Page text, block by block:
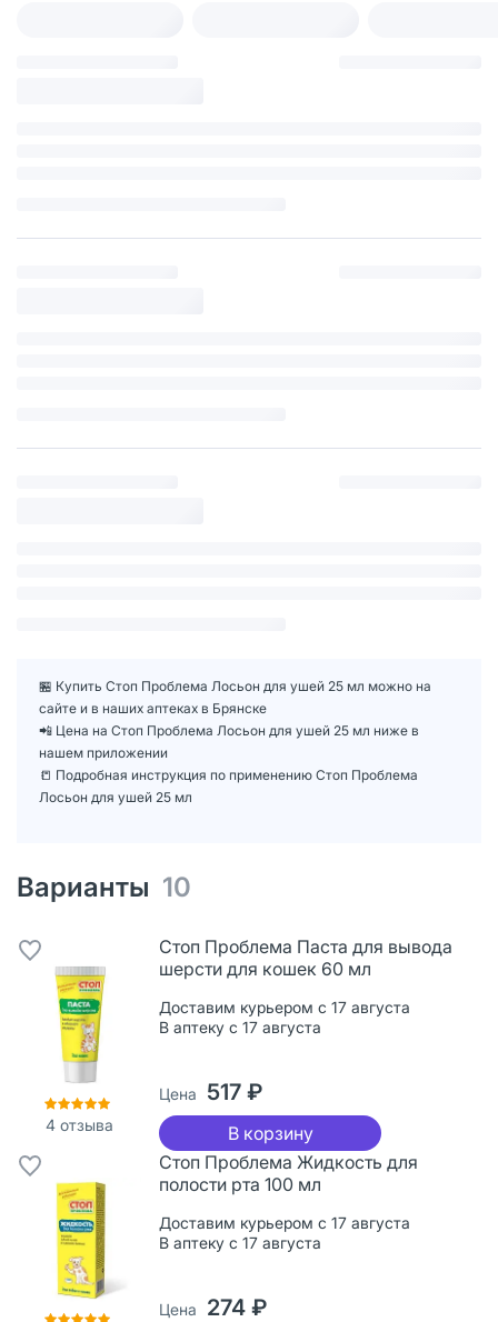
🏪 Купить Стоп Проблема Лосьон для ушей 25 мл можно на
сайте и в наших аптеках в Брянске
📲 Цена на Стоп Проблема Лосьон для ушей 25 мл ниже в
нашем приложении
📒 Подробная инструкция по применению Стоп Проблема
Лосьон для ушей 25 мл
Варианты 10
4отзыва
Стоп Проблема Паста для вывода
шерсти для кошек 60 мл
Доставим курьером с 17 августа
В аптеку с 17 августа
Цена 517 ₽
В корзину
Стоп Проблема Жидкость для
полости рта 100 мл
Доставим курьером с 17 августа
В аптеку с 17 августа
Цена 274 ₽